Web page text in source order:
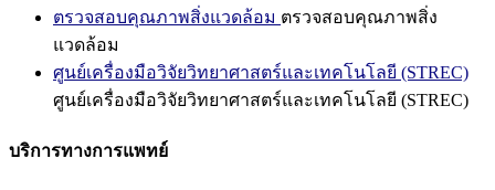
ตรวจสอบคุณภาพสิ่งแวดล้อม ตรวจสอบคุณภาพสิ่ง
แวดล้อม
ศูนย์เครื่องมือวิจัยวิทยาศาสตร์และเทคโนโลยี (STREC)
ศูนย์เครื่องมือวิจัยวิทยาศาสตร์และเทคโนโลยี (STREC)
บริการทางการแพทย์